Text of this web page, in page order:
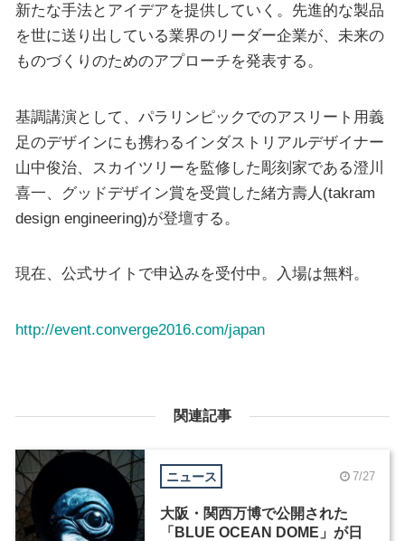
新たな手法とアイデアを提供していく。先進的な製品
を世に送り出している業界のリーダー企業が、未来の
ものづくりのためのアプローチを発表する。
基調講演として、パラリンピックでのアスリート用義
足のデザインにも携わるインダストリアルデザイナー
山中俊治、スカイツリーを監修した彫刻家である澄川
喜一、グッドデザイン賞を受賞した緒方壽人(takram
design engineering)が登壇する。
現在、公式サイトで申込みを受付中。入場は無料。
http://event.converge2016.com/japan
関連記事
ニュース 7/27
大阪・関西万博で公開された
「BLUE OCEAN DOME」が日